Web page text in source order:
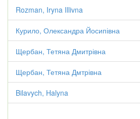
Rozman, Iryna Illivna
Курило, Олександра Йосипівна
Щербан, Тетяна Дмитрівна
Щербан, Тетяна Дмтрівна
Bilavych, Halyna